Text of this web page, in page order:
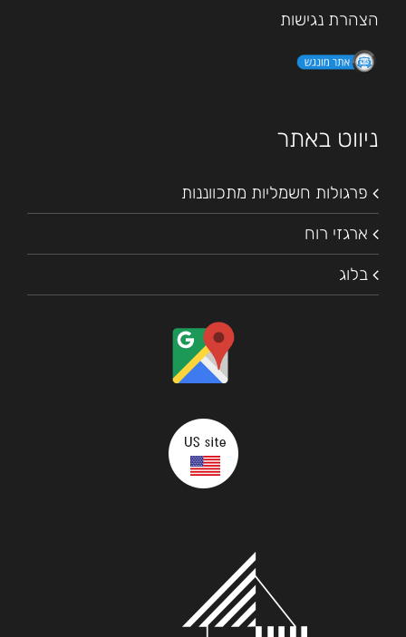
הצהרת נגישות
ניווט באתר
פרגולות חשמליות מתכווננות
ארגזי רוח
בלוג